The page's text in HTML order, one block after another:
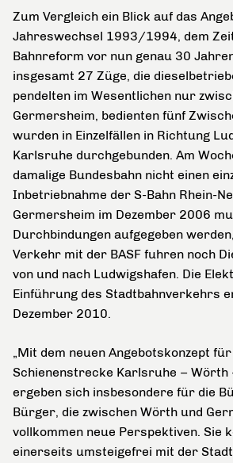
Zum Vergleich ein Blick auf das
Jahreswechsel 1993/1994, dem
Bahnreform vor nun genau 30
insgesamt 27 Züge, die
pendelten im Wesentlichen nur
Germersheim, bedienten fünf
wurden in Einzelfällen in Richtung
Karlsruhe durchgebunden. Am
damalige Bundesbahn nicht einen
Inbetriebnahme der S-Bahn Rhein-
Germersheim im Dezember 2006
Durchbindungen aufgegeben
Verkehr mit der BASF fuhren noch
von und nach Ludwigshafen. Die
Einführung des Stadtbahnverkehrs
Dezember 2010.
„Mit dem neuen Angebotskonzept für
Schienenstrecke Karlsruhe – Wörth
ergeben sich insbesondere für die
Bürger, die zwischen Wörth und
vollkommen neue Perspektiven. Sie
einerseits umsteigefrei mit der